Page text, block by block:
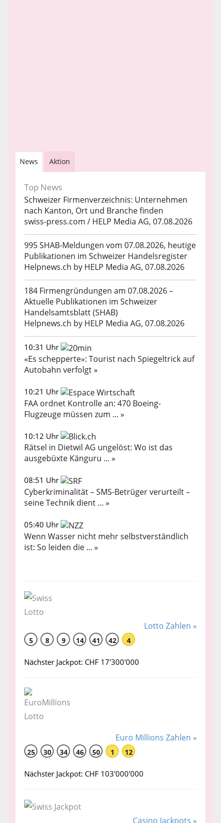
News Aktion
Top News
Schweizer Firmenverzeichnis: Unternehmen
nach Kanton, Ort und Branche finden
swiss-press.com / HELP Media AG, 07.08.2026
995 SHAB-Meldungen vom 07.08.2026, heutige
Publikationen im Schweizer Handelsregister
Helpnews.ch by HELP Media AG, 07.08.2026
184 Firmengründungen am 07.08.2026 –
Aktuelle Publikationen im Schweizer
Handelsamtsblatt (SHAB)
Helpnews.ch by HELP Media AG, 07.08.2026
10:31 Uhr
«Es schepperte»: Tourist nach Spiegeltrick auf
Autobahn verfolgt »
10:21 Uhr
FAA ordnet Kontrolle an: 470 Boeing-
Flugzeuge müssen zum ... »
10:12 Uhr
Rätsel in Dietwil AG ungelöst: Wo ist das
ausgebüxte Känguru ... »
08:51 Uhr
Cyberkriminalität – SMS-Betrüger verurteilt –
seine Technik dient ... »
05:40 Uhr
Wenn Wasser nicht mehr selbstverständlich
ist: So leiden die ... »
Lotto Zahlen »
5 8 9 14 41 42 4
Nächster Jackpot: CHF 17'300'000
Euro Millions Zahlen »
25 30 34 46 50 1 12
Nächster Jackpot: CHF 103'000'000
Casino Jackpots »